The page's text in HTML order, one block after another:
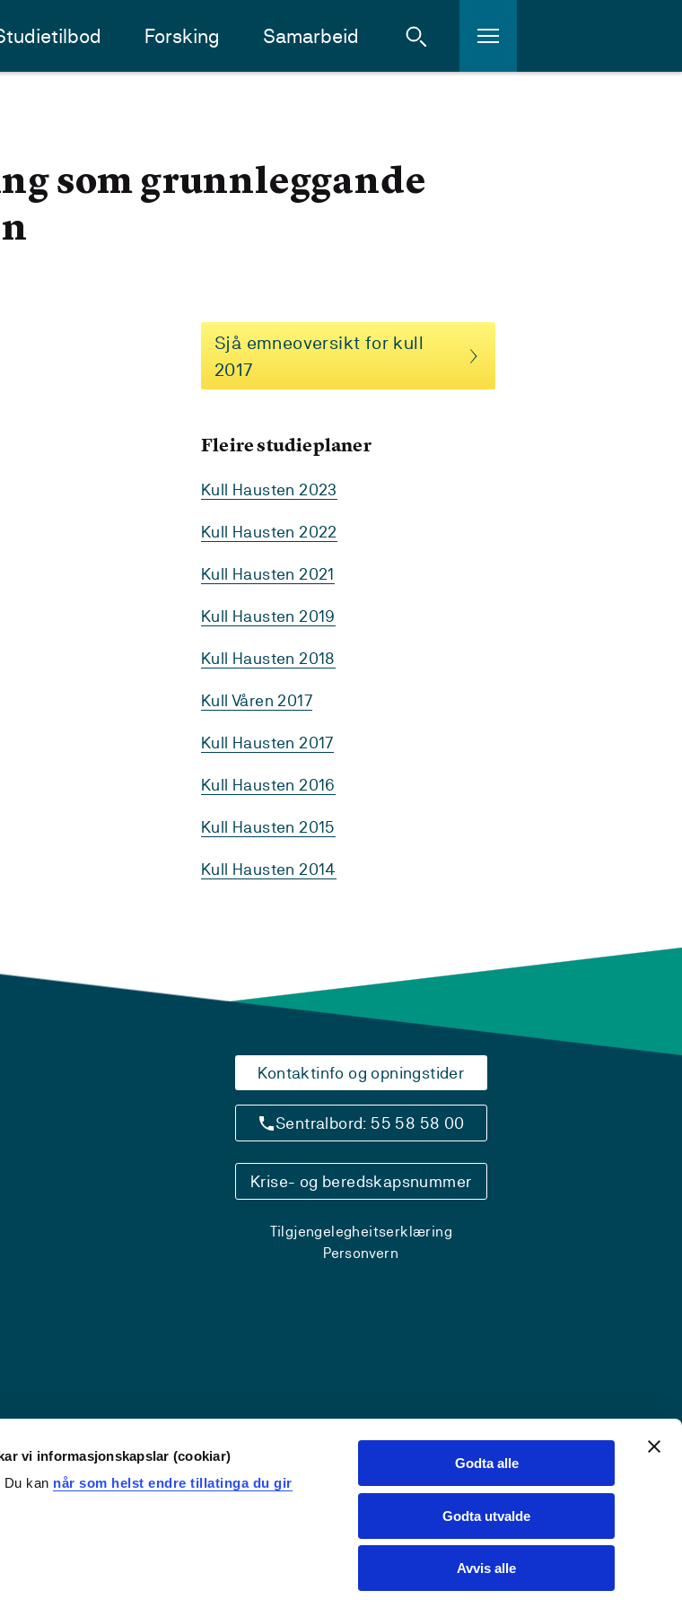
vi informasjonskapslar (cookiar)
Du kan når som helst endre tillatinga du gir
Godta alle
Godta utvalde
Avvis alle
Forsking Samarbeid
som grunnleggande
Sjå emneoversikt for kull
2017
Fleire studieplaner
Kull Hausten 2023
Kull Hausten 2022
Kull Hausten 2021
Kull Hausten 2019
Kull Hausten 2018
Kull Våren 2017
Kull Hausten 2017
Kull Hausten 2016
Kull Hausten 2015
Kull Hausten 2014
Kontaktinfo og opningstider
Sentralbord: 55 58 58 00
Krise- og beredskapsnummer
Tilgjengelegheitserklæring
Personvern